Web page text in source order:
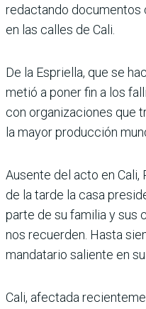
redac­tando documentos
en las calles de Cali.
De la Espriella, que se
metió a poner fin a los
con organizaciones que
la mayor producción
Ausente del acto en Cali,
de la tarde la casa
parte de su familia y sus
nos recuerden. Hasta
man­datario saliente en
Cali, afectada